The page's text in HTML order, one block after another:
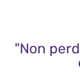
"Non